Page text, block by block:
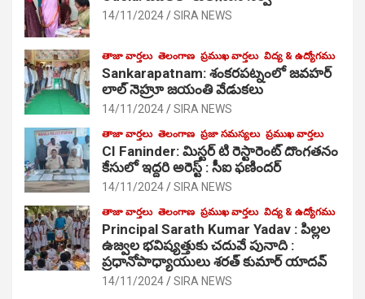
14/11/2024 SIRA NEWS
తాజా వార్తలు తెలంగాణ ప్రముఖ వార్తలు విద్య & ఉద్యోగము
Sankarapatnam: శంకరపట్నంలో జవహర్
లాల్ నెహ్రూ జయంతి వేడుకలు
14/11/2024 SIRA NEWS
తాజా వార్తలు తెలంగాణ ప్రజా సమస్యలు ప్రముఖ వార్తలు
CI Faninder: మిస్టర్ టి రెస్టారెంట్ దొంగతనం
కేసులో ఇద్దరి అరెస్ట్ : సీఐ ఫణిందర్
14/11/2024 SIRA NEWS
తాజా వార్తలు తెలంగాణ ప్రముఖ వార్తలు విద్య & ఉద్యోగము
Principal Sarath Kumar Yadav : పిల్లల
ఉజ్వల భవిష్యత్తుకు చదువే పునాది :
ప్రధానోపాధ్యాయులు శరత్ కుమార్ యాదవ్
14/11/2024 SIRA NEWS